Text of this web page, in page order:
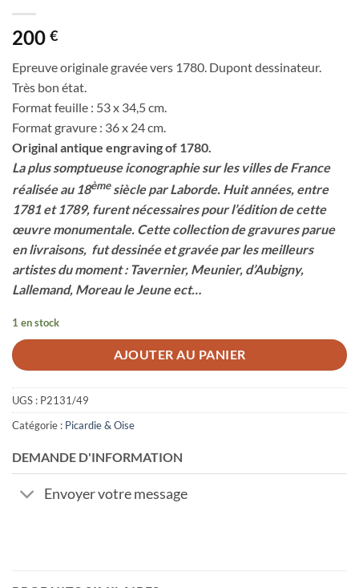
200 €
Epreuve originale gravée vers 1780. Dupont dessinateur.
Très bon état.
Format feuille : 53 x 34,5 cm.
Format gravure : 36 x 24 cm.
Original antique engraving of 1780.
La plus somptueuse iconographie sur les villes de France
réalisée au 18èmesiècle par Laborde. Huit années, entre
1781 et 1789, furent nécessaires pour l’édition de cette
œuvre monumentale. Cette collection de gravures parue
en livraisons, fut dessinée et gravée par les meilleurs
artistes du moment : Tavernier, Meunier, d’Aubigny,
Lallemand, Moreau le Jeune ect…
1 en stock
AJOUTER AU PANIER
UGS : P2131/49
Catégorie : Picardie & Oise
DEMANDE D'INFORMATION
Envoyer votre message